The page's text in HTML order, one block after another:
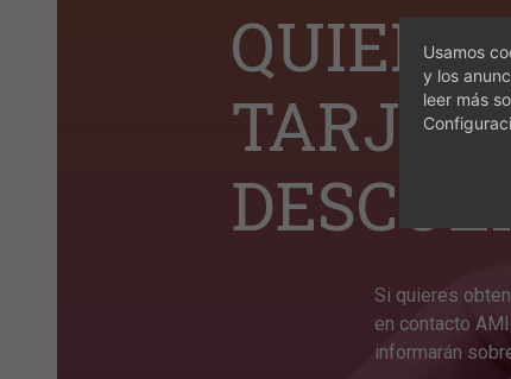
Si quieres
en contacto
informarán
Usamos
y los
leer más